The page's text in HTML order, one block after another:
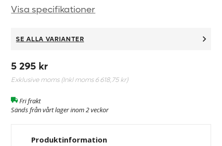
Visa specifikationer
SE ALLA VARIANTER
5 295 kr
Exklusive moms (Inkl moms6 618,75 kr)
Fri frakt
Sänds från vårt lager inom 2 veckor
Produktinformation